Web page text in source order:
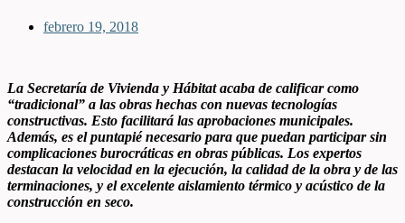
febrero 19, 2018
La Secretaría de Vivienda y Hábitat acaba de calificar como
“tradicional” a las obras hechas con nuevas tecnologías
constructivas. Esto facilitará las aprobaciones municipales.
Además, es el puntapié necesario para que puedan participar sin
complicaciones burocráticas en obras públicas. Los expertos
destacan la velocidad en la ejecución, la calidad de la obra y de las
terminaciones, y el excelente aislamiento térmico y acústico de la
construcción en seco.